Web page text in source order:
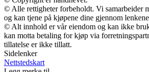
© Alle rettigheter forbeholdt. Vi samarbeider
og kan tjene på kjøpene dine gjennom
© Alt innhold er vår eiendom og kan ikke
kan motta betaling for kjøp via
tillatelse er ikke tillatt.
Sidelenker
Nettstedskart